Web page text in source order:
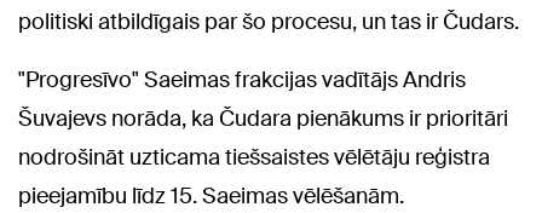
politiski atbildīgais par šo procesu, un tas ir Čudars.
"Progresīvo" Saeimas frakcijas vadītājs Andris
Šuvajevs norāda, ka Čudara pienākums ir prioritāri
nodrošināt uzticama tiešsaistes vēlētāju reģistra
pieejamību līdz 15. Saeimas vēlēšanām.